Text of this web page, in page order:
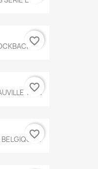
favorite_border
T.551
favorite_border
favorite_border